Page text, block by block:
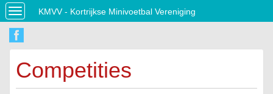
Toggle
navigation
KMVV - Kortrijkse Minivoetbal Vereniging
Competities